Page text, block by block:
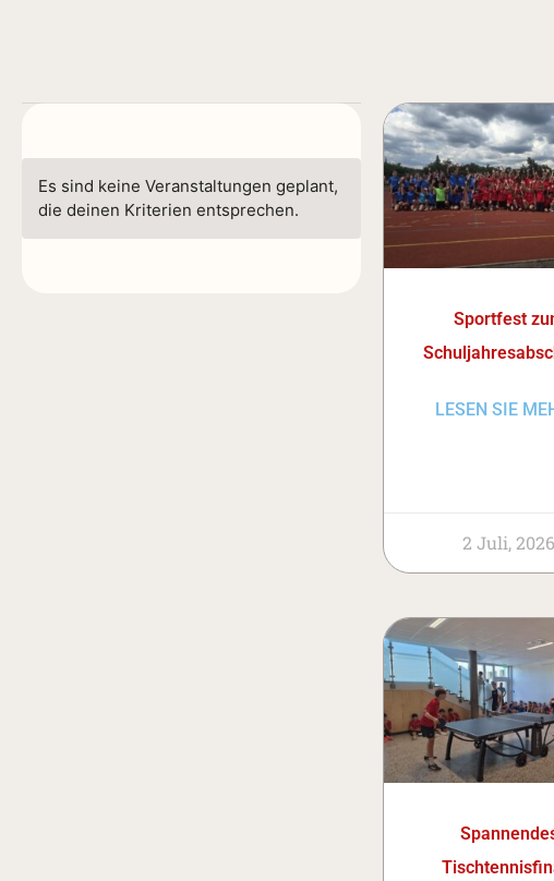
Es sind keine Veranstaltungen geplant,
die deinen Kriterien entsprechen.
Sportfest
LESEN SIE
2 Juli, 2026